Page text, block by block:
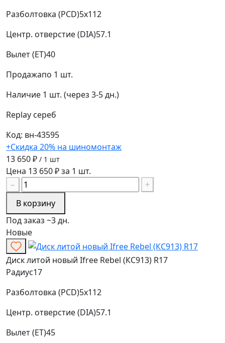
Разболтовка (PCD)5x112
Центр. отверстие (DIA)57.1
Вылет (ET)40
Продажапо 1 шт.
Наличие 1 шт. (через 3-5 дн.)
Replay сереб
Код: вн-43595
+Скидка 20% на шиномонтаж
13 650 ₽ / 1 шт
Цена 13 650 ₽ за 1 шт.
−
+
В корзину
Под заказ ~3 дн.
Новые
Диск литой новый Ifree Rebel (КС913) R17
Радиус17
Разболтовка (PCD)5x112
Центр. отверстие (DIA)57.1
Вылет (ET)45